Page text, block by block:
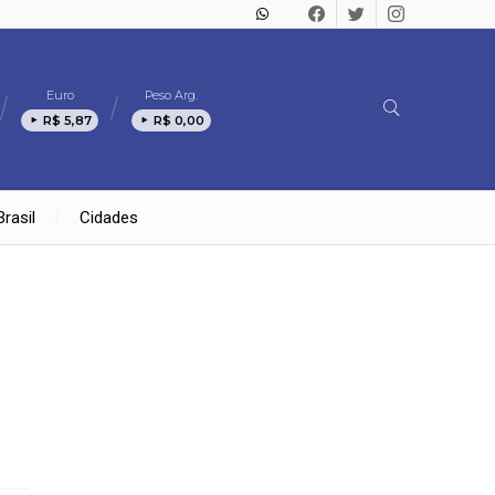
Euro
R$ 5,87
Peso Arg.
R$ 0,00
Cidades